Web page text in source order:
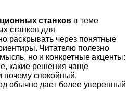
станков в теме
станков для
раскрывать через понятные
Читателю полезно
но и конкретные акценты:
какие решения чаще
почему спокойный,
обычно дает более уверенный